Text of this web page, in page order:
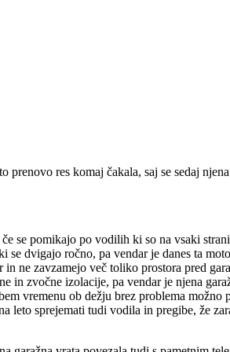
res komaj čakala, saj se sedaj
se pomikajo po vodilih ki so na vsaki
se dvigajo ročno, pa vendar je danes ta
ne zavzamejo več toliko prostora pred
in zvočne izolacije, pa vendar je njena
vremenu ob dežju brez problema možno
leto sprejemati tudi vodila in pregibe, že